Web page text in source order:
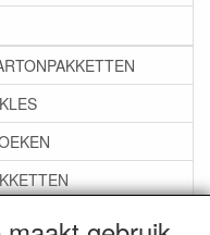
STEMPELS